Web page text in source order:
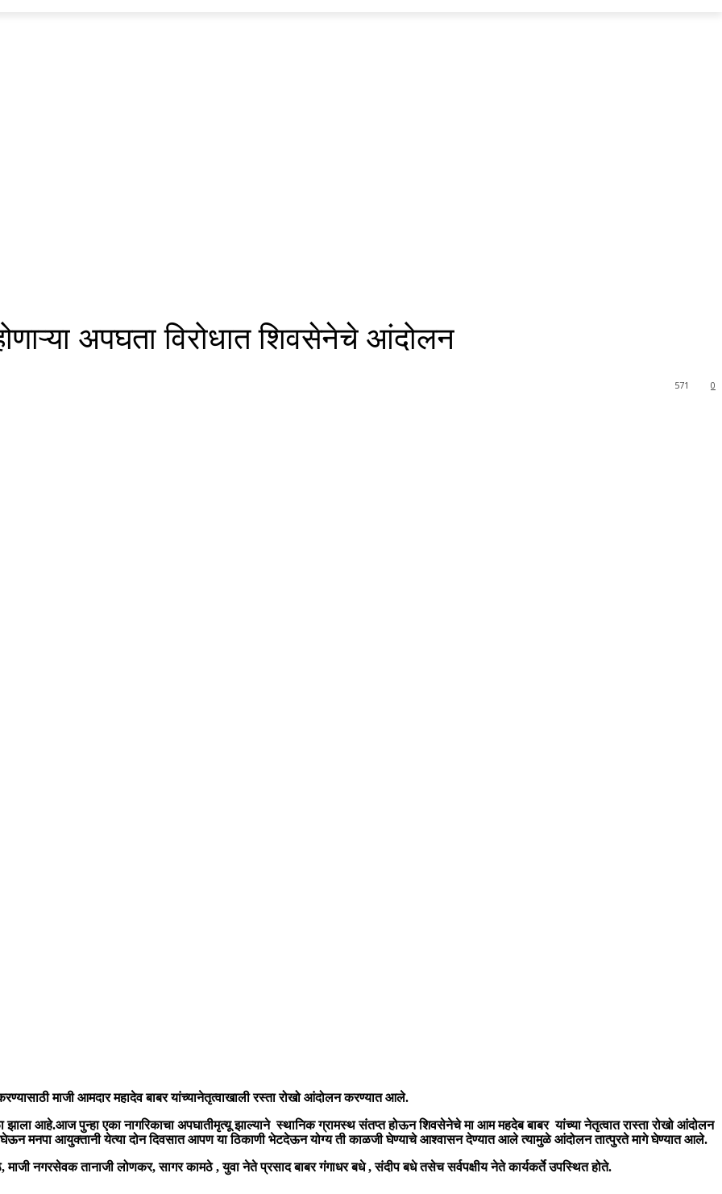
अपघता विरोधात शिवसेनेचे आंदोलन
0
571
माजी आमदार महादेव बाबर यांच्यानेतृत्वाखाली रस्ता रोखो आंदोलन करण्यात आले.
झाला आहे.आज पुन्हा एका नागरिकाचा अपघातीमृत्यू झाल्याने स्थानिक ग्रामस्थ संतप्त होऊन शिवसेनेचे मा आम महदेब बाबर यांच्या नेतृत्वात रास्ता रोखो आंदोलन
घेऊन मनपा आयुक्तानी येत्या दोन दिवसात आपण या ठिकाणी भेटदेऊन योग्य ती काळजी घेण्याचे आश्वासन देण्यात आले त्यामुळे आंदोलन तात्पुरते मागे घेण्यात आले.
, माजी नगरसेवक तानाजी लोणकर,सागर कामठे,युवा नेते प्रसाद बाबर गंगाधर बधे,संदीप बधे तसेच सर्वपक्षीय नेते कार्यकर्ते उपस्थित होते.